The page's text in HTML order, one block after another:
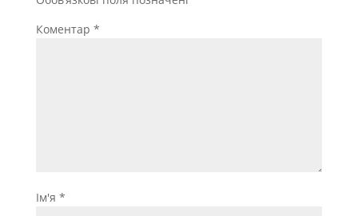
Коментар *
Ім'я *